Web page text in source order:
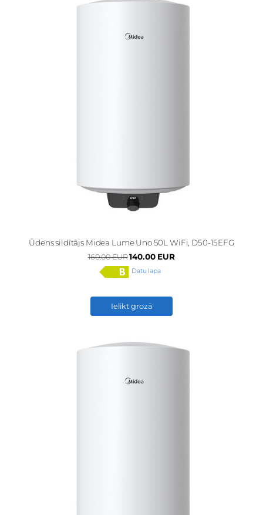
Ūdens sildītājs Midea Lume Uno 50L WiFi, D50-15EFG
160.00 EUR140.00 EUR
Datu lapa
Ielikt grozā